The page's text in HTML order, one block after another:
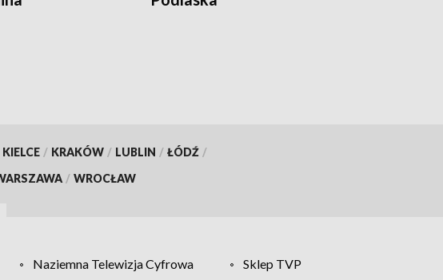
KIELCE / KRAKÓW / LUBLIN / ŁÓDŹ /
/ WROCŁAW
Naziemna Telewizja Cyfrowa
Sklep TVP